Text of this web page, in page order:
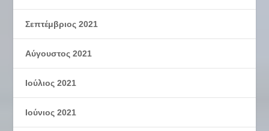
Σεπτέμβριος 2021
Αύγουστος 2021
Ιούλιος 2021
Ιούνιος 2021